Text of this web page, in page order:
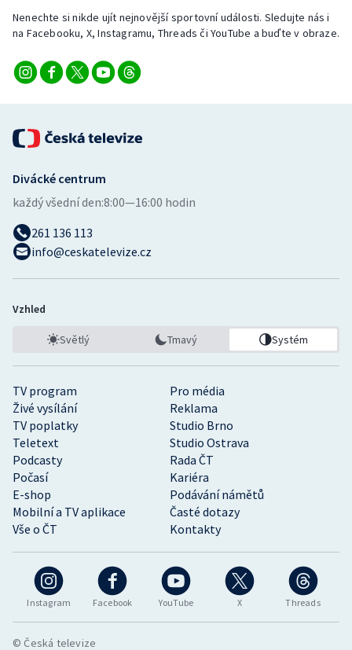
Nenechte si nikde ujít nejnovější sportovní události. Sledujte nás i
na Facebooku, X, Instagramu, Threads či YouTube a buďte v obraze.
Instagram Facebook YouTube X Threads
TV program
Pro média
Živé vysílání
Reklama
TV poplatky
Studio Brno
Teletext
Studio Ostrava
Podcasty
Rada ČT
Počasí
Kariéra
E-shop
Podávání námětů
Mobilní a TV aplikace
Časté dotazy
Vše o ČT
Kontakty
Divácké centrum
každý všední den:8:00—16:00 hodin
261 136 113
info@ceskatelevize.cz
Vzhled
Světlý Tmavý Systém
© Česká televize